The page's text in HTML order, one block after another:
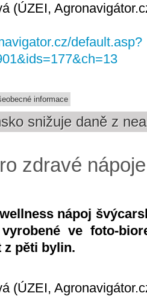
(ÚZEI,
default.asp?
informace
snižuje daně z
zdravé nápoje
nápoj
ve foto-
z pěti bylin.
(ÚZEI,